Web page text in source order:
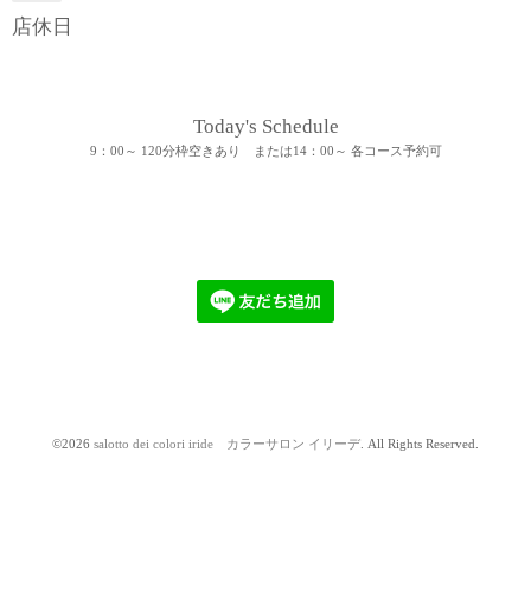
店休日
Today's Schedule
9：00～ 120分枠空きあり または14：00～ 各コース予約可
©2026 salotto dei colori iride カラーサロン イリーデ. All Rights Reserved.